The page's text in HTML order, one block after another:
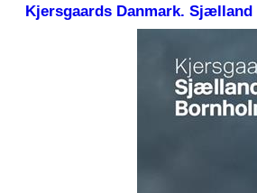
Kjersgaards Danmark.